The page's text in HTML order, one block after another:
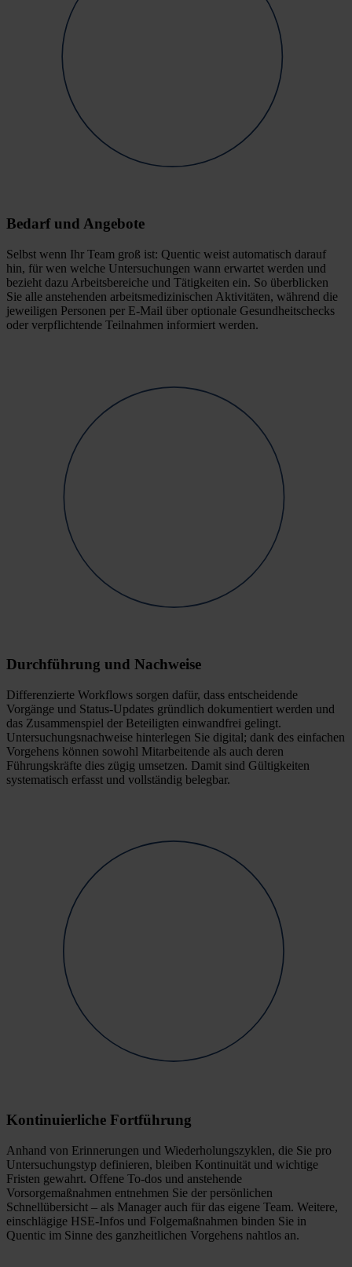
Bedarf und Angebote
Selbst wenn Ihr Team groß ist: Quentic weist automatisch darauf
hin, für wen welche Untersuchungen wann erwartet werden und
bezieht dazu Arbeitsbereiche und Tätigkeiten ein. So überblicken
Sie alle anstehenden arbeitsmedizinischen Aktivitäten, während die
jeweiligen Personen per E-Mail über optionale Gesundheitschecks
oder verpflichtende Teilnahmen informiert werden.
Durchführung und Nachweise
Differenzierte Workflows sorgen dafür, dass entscheidende
Vorgänge und Status-Updates gründlich dokumentiert werden und
das Zusammenspiel der Beteiligten einwandfrei gelingt.
Untersuchungsnachweise hinterlegen Sie digital; dank des einfachen
Vorgehens können sowohl Mitarbeitende als auch deren
Führungskräfte dies zügig umsetzen. Damit sind Gültigkeiten
systematisch erfasst und vollständig belegbar.
Kontinuierliche Fortführung
Anhand von Erinnerungen und Wiederholungszyklen, die Sie pro
Untersuchungstyp definieren, bleiben Kontinuität und wichtige
Fristen gewahrt. Offene To-dos und anstehende
Vorsorgemaßnahmen entnehmen Sie der persönlichen
Schnellübersicht – als Manager auch für das eigene Team. Weitere,
einschlägige HSE-Infos und Folgemaßnahmen binden Sie in
Quentic im Sinne des ganzheitlichen Vorgehens nahtlos an.